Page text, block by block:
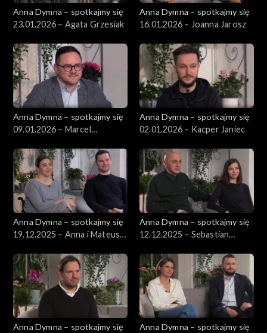
Anna Dymna – spotkajmy się
23.01.2026 – Agata Grzesiak
Anna Dymna – spotkajmy się
16.01.2026 – Joanna Jarosz
Anna Dymna – spotkajmy się
09.01.2026 – Marcel
Anna Dymna – spotkajmy się
02.01.2026 – Kacper Janiec
Anna Dymna – spotkajmy się
19.12.2025 – Anna i Mateusz
Anna Dymna – spotkajmy się
12.12.2025 – Sebastian
Anna Dymna – spotkajmy się
Anna Dymna – spotkajmy się